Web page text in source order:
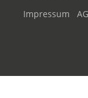
Impressum